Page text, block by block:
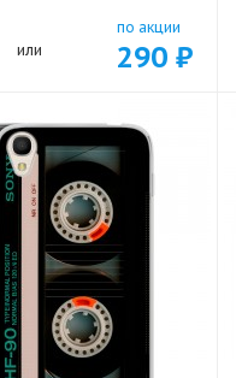
или
по акции
290 ₽